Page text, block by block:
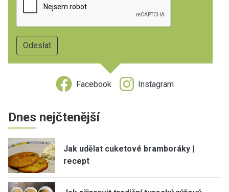
Facebook Instagram
Dnes nejčtenější
Jak udělat cuketové bramboráky |
recept